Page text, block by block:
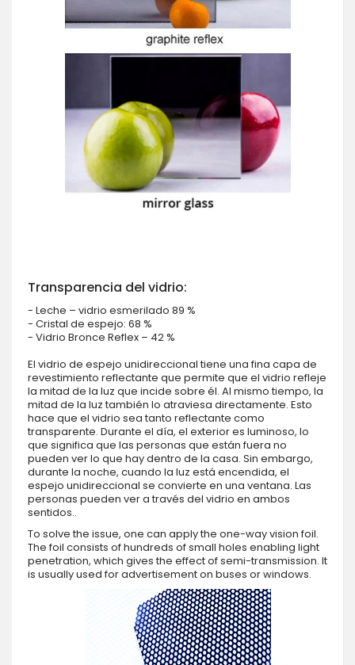
Transparencia del vidrio:
- Leche – vidrio esmerilado 89 %
- Cristal de espejo: 68 %
- Vidrio Bronce Reflex – 42 %
El vidrio de espejo unidireccional tiene una fina capa de
revestimiento reflectante que permite que el vidrio refleje
la mitad de la luz que incide sobre él. Al mismo tiempo, la
mitad de la luz también lo atraviesa directamente. Esto
hace que el vidrio sea tanto reflectante como
transparente. Durante el día, el exterior es luminoso, lo
que significa que las personas que están fuera no
pueden ver lo que hay dentro de la casa. Sin embargo,
durante la noche, cuando la luz está encendida, el
espejo unidireccional se convierte en una ventana. Las
personas pueden ver a través del vidrio en ambos
sentidos..
To solve the issue, one can apply the one-way vision foil.
The foil consists of hundreds of small holes enabling light
penetration, which gives the effect of semi-transmission. It
is usually used for advertisement on buses or windows.